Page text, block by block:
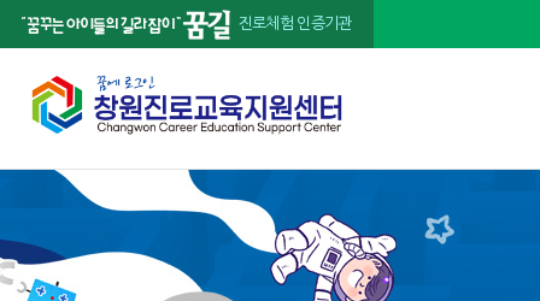
진로체험 인증기관